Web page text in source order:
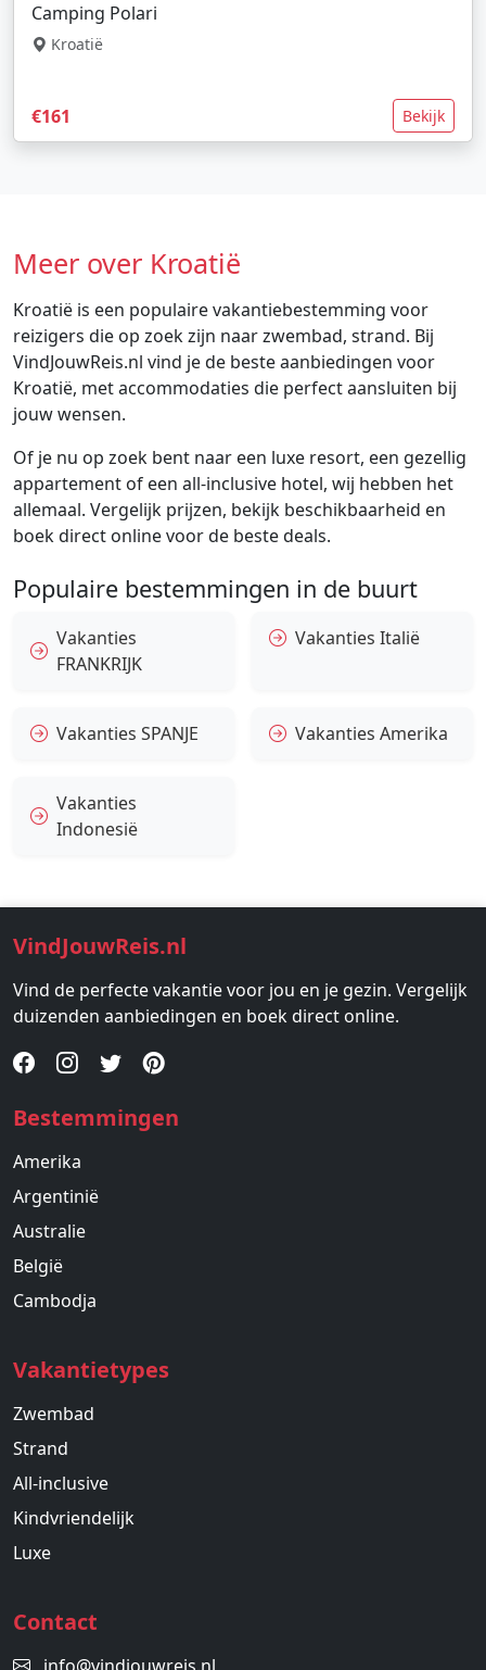
Camping Polari
Kroatië
€161 Bekijk
Meer over Kroatië
Kroatië is een populaire vakantiebestemming voor
reizigers die op zoek zijn naar zwembad, strand. Bij
VindJouwReis.nl vind je de beste aanbiedingen voor
Kroatië, met accommodaties die perfect aansluiten bij
jouw wensen.
Of je nu op zoek bent naar een luxe resort, een gezellig
appartement of een all-inclusive hotel, wij hebben het
allemaal. Vergelijk prijzen, bekijk beschikbaarheid en
boek direct online voor de beste deals.
Populaire bestemmingen in de buurt
Vakanties
FRANKRIJK
Vakanties Italië
Vakanties SPANJE Vakanties Amerika
Vakanties
Indonesië
VindJouwReis.nl
Vind de perfecte vakantie voor jou en je gezin. Vergelijk
duizenden aanbiedingen en boek direct online.
Bestemmingen
Amerika
Argentinië
Australie
België
Cambodja
Vakantietypes
Zwembad
Strand
All-inclusive
Kindvriendelijk
Luxe
Contact